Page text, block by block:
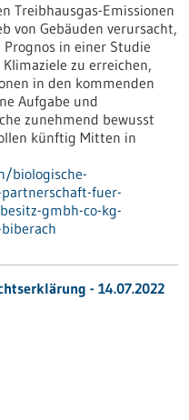
Treibhausgas-Emissionen
von Gebäuden verursacht,
in einer Studie
zu erreichen,
in den kommenden
Aufgabe und
zunehmend bewusst
künftig Mitten in
biologische-
fuer-
gmbh-co-kg-
- 14.07.2022